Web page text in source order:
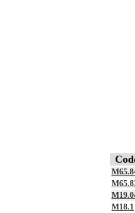
M18.1